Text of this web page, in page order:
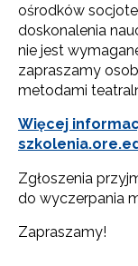
ośrodków
doskonalenia
nie jest
zapraszamy
metodami
Więcej
Zgłoszenia
do wyczerpania
Zapraszamy!